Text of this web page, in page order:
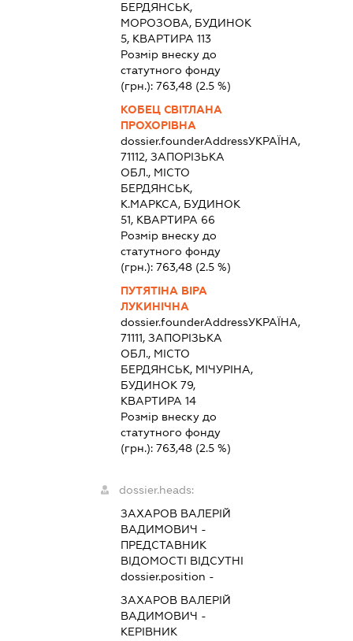
БЕРДЯНСЬК,
МОРОЗОВА, БУДИНОК
5, КВАРТИРА 113
Розмір внеску до
статутного фонду
(грн.):763,48 (2.5 %)
КОБЕЦ СВІТЛАНА
ПРОХОРІВНА
dossier.founderAddressУКРАЇНА,
71112, ЗАПОРІЗЬКА
ОБЛ., МІСТО
БЕРДЯНСЬК,
К.МАРКСА, БУДИНОК
51, КВАРТИРА 66
Розмір внеску до
статутного фонду
(грн.):763,48 (2.5 %)
ПУТЯТІНА ВІРА
ЛУКИНІЧНА
dossier.founderAddressУКРАЇНА,
71111, ЗАПОРІЗЬКА
ОБЛ., МІСТО
БЕРДЯНСЬК, МІЧУРІНА,
БУДИНОК 79,
КВАРТИРА 14
Розмір внеску до
статутного фонду
(грн.):763,48 (2.5 %)
dossier.heads:
ЗАХАРОВ ВАЛЕРІЙ
ВАДИМОВИЧ -
ПРЕДСТАВНИК
ВІДОМОСТІ ВІДСУТНІ
dossier.position -
ЗАХАРОВ ВАЛЕРІЙ
ВАДИМОВИЧ -
КЕРІВНИК